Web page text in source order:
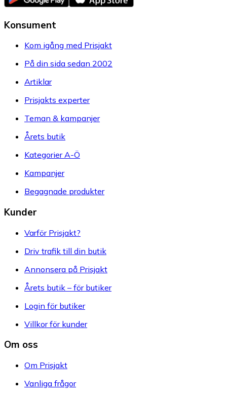
Konsument
Kom igång med Prisjakt
På din sida sedan 2002
Artiklar
Prisjakts experter
Teman & kampanjer
Årets butik
Kategorier A-Ö
Kampanjer
Begagnade produkter
Kunder
Varför Prisjakt?
Driv trafik till din butik
Annonsera på Prisjakt
Årets butik – för butiker
Login för butiker
Villkor för kunder
Om oss
Om Prisjakt
Vanliga frågor